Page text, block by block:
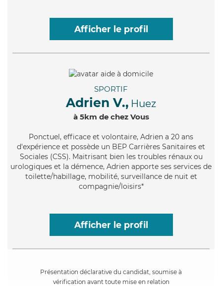
Afficher le profil
SPORTIF
Adrien V., Huez
à 5km de chez Vous
Ponctuel, efficace et volontaire, Adrien a 20 ans
d'expérience et possède un BEP Carrières Sanitaires et
Sociales (CSS). Maitrisant bien les troubles rénaux ou
urologiques et la démence, Adrien apporte ses services de
toilette/habillage, mobilité, surveillance de nuit et
compagnie/loisirs*
Afficher le profil
Présentation déclarative du candidat, soumise à
vérification avant toute mise en relation